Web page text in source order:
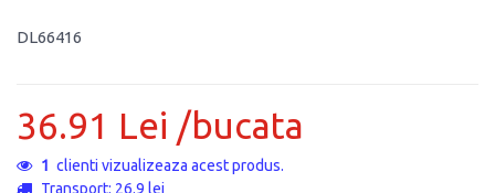
DL66416
36.91 Lei /bucata
1 clienti vizualizeaza acest produs.
Transport: 26.9 lei